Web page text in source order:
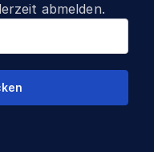
abmelden.